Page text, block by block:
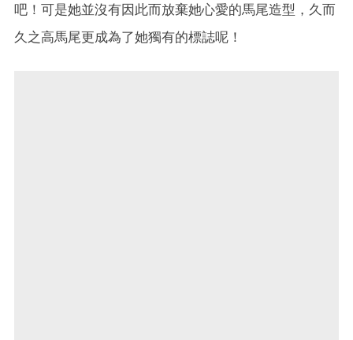
吧！可是她並沒有因此而放棄她心愛的馬尾造型，久而
久之高馬尾更成為了她獨有的標誌呢！